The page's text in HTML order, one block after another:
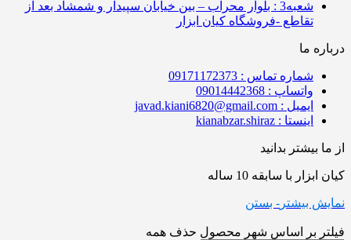
شعبه3 : بلوار محراب – بین خیابان سپیدار و شمشاد بعد از
تقاطع -فروشگاه کیان ابزار
درباره ما
شماره تماس : 09171172373
واتساپ : 09014442368
ایمیل : javad.kiani6820@gmail.com
اینستا : kianabzar.shiraz
از ما بیشتر بدانید
کیان ابزار با سابقه 10 ساله
نمایش بیشتر - بستن
فیلتر بر اساس شهر محصول حذف همه